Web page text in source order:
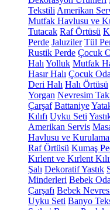
Tekstili Amerikan
Mutfak Havlusu ve
Tutacak Raf Örtüsü
Perde Jaluziler Tül
Rustik Perde Çocuk
Halı Yolluk Mutfak
Hasır Halı Çocuk
Deri Halı Halı Örtüsü
Yorgan Nevresim
Çarşaf Battaniye
Kılıfı Uyku Seti
Amerikan Servis
Havlusu ve
Raf Örtüsü Kumaş
Kırlent ve Kırlent
Şalı Dekoratif Yastık
Minderleri Bebek
Çarşafı Bebek
Uyku Seti Banyo